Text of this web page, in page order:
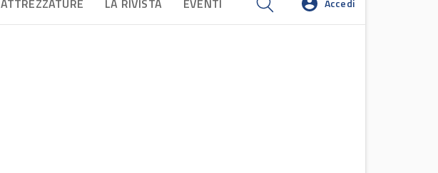
ATTREZZATURE LA RIVISTA EVENTI Accedi